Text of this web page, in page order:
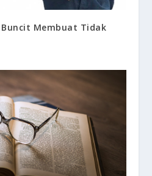
Membuat Tidak